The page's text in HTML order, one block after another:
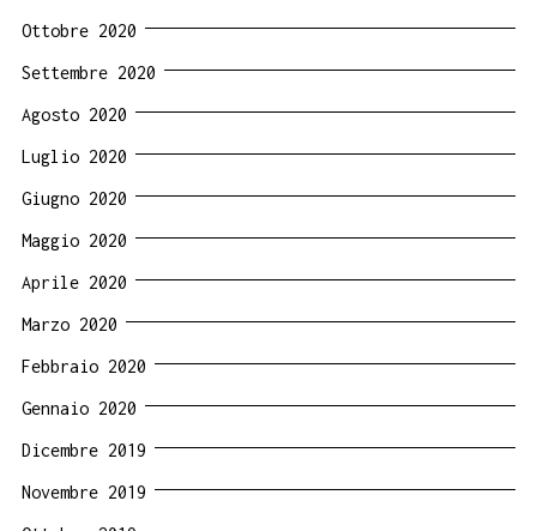
Ottobre 2020
Settembre 2020
Agosto 2020
Luglio 2020
Giugno 2020
Maggio 2020
Aprile 2020
Marzo 2020
Febbraio 2020
Gennaio 2020
Dicembre 2019
Novembre 2019